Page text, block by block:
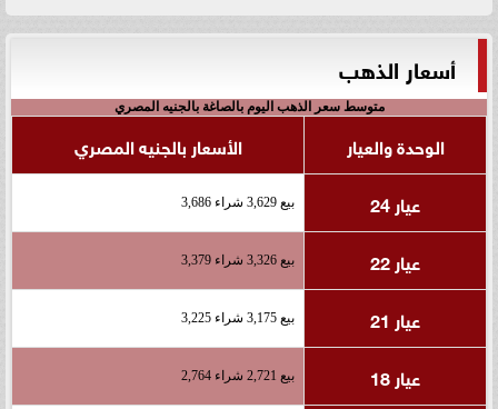
أسعار الذهب
متوسط سعر الذهب اليوم بالصاغة بالجنيه المصري
الوحدة والعيار
الأسعار بالجنيه المصري
عيار 24
بيع 3,629 شراء 3,686
عيار 22 بيع 3,326 شراء 3,379
عيار 21 بيع 3,175 شراء 3,225
عيار 18 بيع 2,721 شراء 2,764